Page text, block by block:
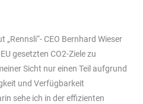
CEO Bernhard Wieser
gesetzten CO2-Ziele zu
Sicht nur einen Teil aufgrund
und Verfügbarkeit
sehe ich in der effizienten